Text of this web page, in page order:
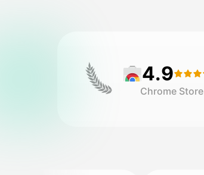
4.9
Chrome Store